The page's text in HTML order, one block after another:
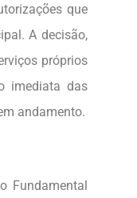
que
A decisão,
próprios
imediata das
andamento.
Fundamental